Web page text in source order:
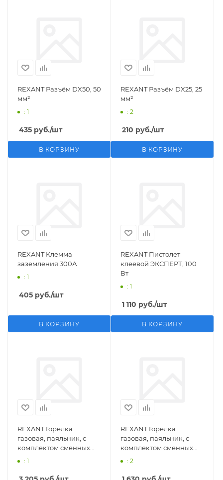
REXANT Разъём DX50, 50
мм²
: 1
435 руб./шт
В КОРЗИНУ
REXANT Разъём DX25, 25
мм²
: 2
210 руб./шт
В КОРЗИНУ
REXANT Клемма
заземления 300А
: 1
405 руб./шт
В КОРЗИНУ
REXANT Пистолет
клеевой ЭКСПЕРТ, 100
Вт
: 1
1 110 руб./шт
В КОРЗИНУ
REXANT Горелка
газовая, паяльник, с
комплектом сменных
насадок, 11 предметов
: 1
REXANT Горелка
газовая, паяльник, с
комплектом сменных
насадок, 3 предмета
: 2